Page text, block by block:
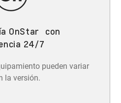
OnStar con
24/7
pueden variar
la versión.